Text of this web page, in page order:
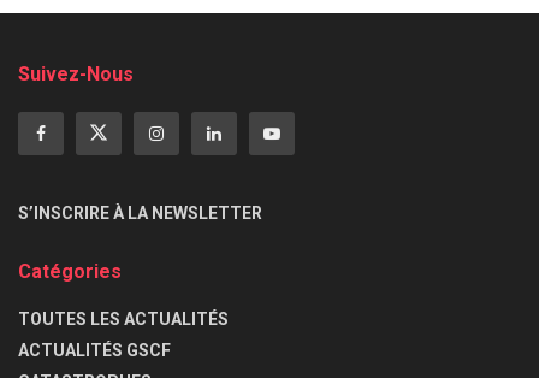
Suivez-Nous
S’INSCRIRE À LA NEWSLETTER
Catégories
TOUTES LES ACTUALITÉS
ACTUALITÉS GSCF